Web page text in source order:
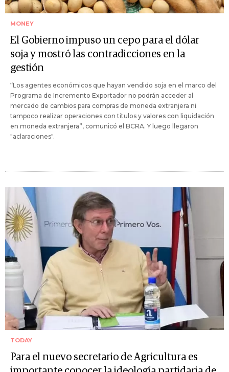
MONEY
El Gobierno impuso un cepo para el dólar
soja y mostró las contradicciones en la
gestión
“Los agentes económicos que hayan vendido soja en el marco del
Programa de Incremento Exportador no podrán acceder al
mercado de cambios para compras de moneda extranjera ni
tampoco realizar operaciones con títulos y valores con liquidación
en moneda extranjera”, comunicó el BCRA. Y luego llegaron
"aclaraciones".
TODAY
Para el nuevo secretario de Agricultura es